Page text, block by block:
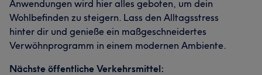
Anwendungen wird hier alles geboten, um dein
Wohlbefinden zu steigern. Lass den Alltagsstress
hinter dir und genieße ein maßgeschneidertes
Verwöhnprogramm in einem modernen Ambiente.
Nächste öffentliche Verkehrsmittel: